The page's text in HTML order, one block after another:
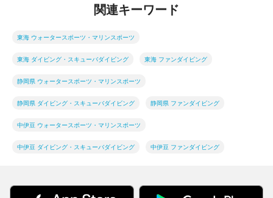
関連キーワード
東海 ウォータースポーツ・マリンスポーツ
東海 ダイビング・スキューバダイビング 東海 ファンダイビング
静岡県 ウォータースポーツ・マリンスポーツ
静岡県 ダイビング・スキューバダイビング 静岡県 ファンダイビング
中伊豆 ウォータースポーツ・マリンスポーツ
中伊豆 ダイビング・スキューバダイビング 中伊豆 ファンダイビング